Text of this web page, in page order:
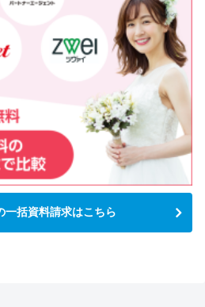
一括資料請求はこちら